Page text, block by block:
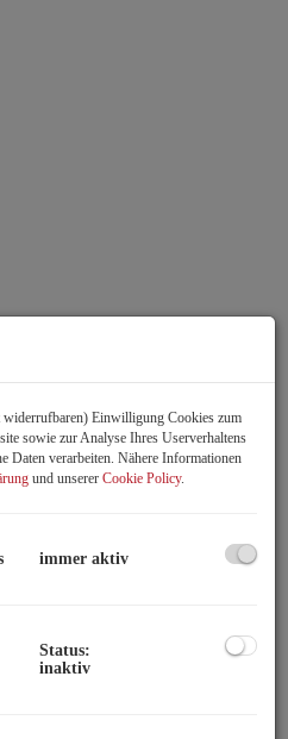
Einwilligung Cookies zum
sowie zur Analyse Ihres Userverhaltens
Daten verarbeiten. Nähere Informationen
und unserer Cookie Policy.
immer aktiv
Status:
inaktiv